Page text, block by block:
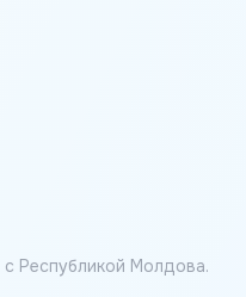
Республикой Молдова.